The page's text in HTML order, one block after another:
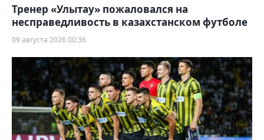
Тренер «Улытау» пожаловался на
несправедливость в казахстанском футболе
09 августа 2026 00:36